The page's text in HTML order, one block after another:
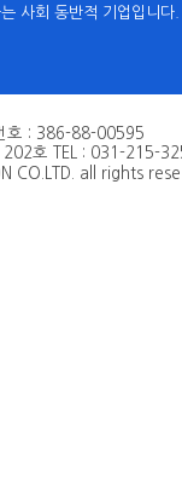
사회 동반적 기업입니다.
호 : 386-88-00595
호 TEL : 031-215-
CO.LTD. all rights